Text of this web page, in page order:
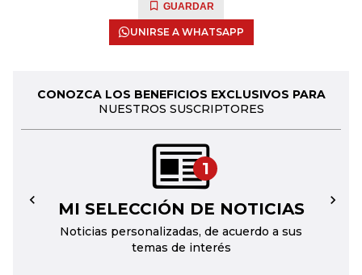
GUARDAR
UNIRSE A WHATSAPP
CONOZCA LOS BENEFICIOS EXCLUSIVOS PARA
NUESTROS SUSCRIPTORES
1
MI SELECCIÓN DE NOTICIAS
Noticias personalizadas, de acuerdo a sus
temas de interés
← →